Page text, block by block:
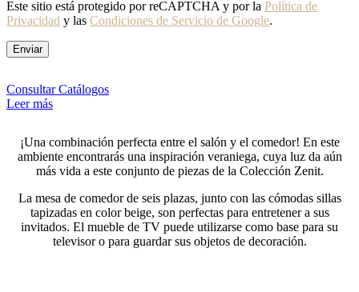
Este sitio está protegido por reCAPTCHA y por la Política de
Privacidad y las Condiciones de Servicio de Google.
Consultar Catálogos
Leer más
¡Una combinación perfecta entre el salón y el comedor! En este
ambiente encontrarás una inspiración veraniega, cuya luz da aún
más vida a este conjunto de piezas de la Colección Zenit.
La mesa de comedor de seis plazas, junto con las cómodas sillas
tapizadas en color beige, son perfectas para entretener a sus
invitados. El mueble de TV puede utilizarse como base para su
televisor o para guardar sus objetos de decoración.